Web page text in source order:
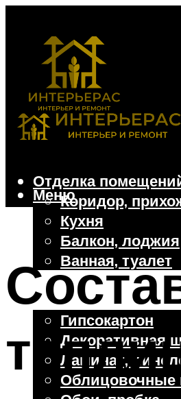
Отделка
Коридор,
Кухня
Балкон, лоджия
Ванная, туалет
Дачные и частные
Отделочные
Гипсокартон
Декоративная
Ламинат,
Облицовочные
Меню